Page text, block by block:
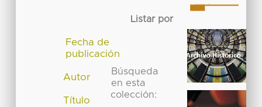
Listar por
Fecha de
publicación
Autor
Título
Búsqueda
en esta
colección: